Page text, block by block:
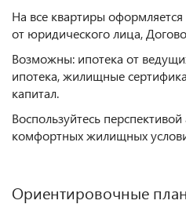
На все квартиры
от юридического лица,
Возможны: ипотека от
ипотека, жилищные
капитал.
Воспользуйтесь
комфортных жилищных
Ориентировочные